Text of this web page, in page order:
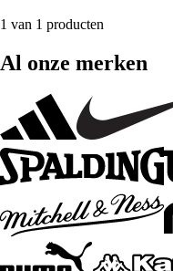
1 van 1 producten
Al onze merken